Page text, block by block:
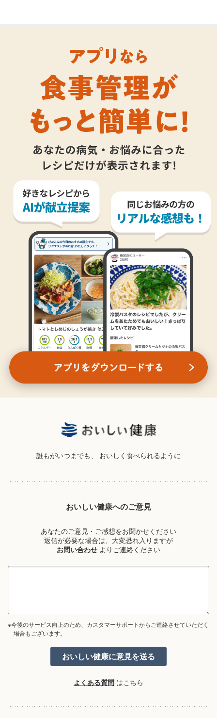
誰もがいつまでも、 おいしく食べられるように
おいしい健康へのご意見
あなたのご意見・ご感想をお聞かせください
返信が必要な場合は、大変恐れ入りますが
お問い合わせ よりご連絡ください
※今後のサービス向上のため、カスタマーサポートからご連絡させていただく
場合もございます。
よくある質問 はこちら